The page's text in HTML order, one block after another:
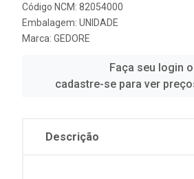
Código NCM: 82054000
Embalagem: UNIDADE
Marca: GEDORE
Faça seu login
cadastre-se para ver
Descrição